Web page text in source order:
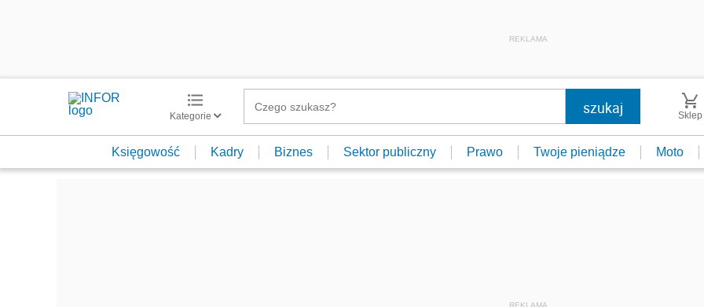
REKLAMA
Kategorie Sklep
Księgowość Kadry Biznes Sektor publiczny Prawo Twoje pieniądze Moto